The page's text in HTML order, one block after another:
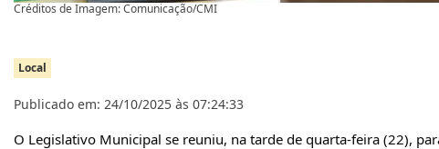
Créditos de Imagem: Comunicação/CMI
Local
Publicado em: 24/10/2025 às 07:24:33
O Legislativo Municipal se reuniu, na tarde de quarta-feira (22),